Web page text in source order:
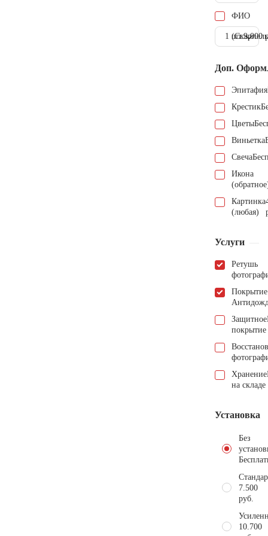
ФИО
1 шт.9.000
Доп.
Эпитафия
Крестик
Цветы
Виньетка
Свеча
Икона
Картинка
(любая)
Услуги
Ретушь
Покрытие
Защитное
покрытие
Хранение
на складе
Установка
Без
7.500
руб.
10.700